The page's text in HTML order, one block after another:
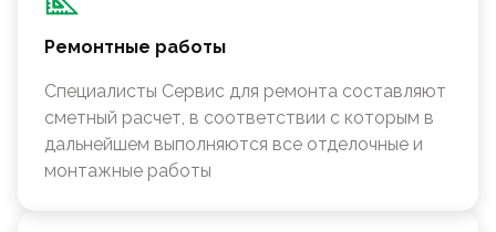
Ремонтные работы
Специалисты Сервис для ремонта составляют
сметный расчет, в соответствии с которым в
дальнейшем выполняются все отделочные и
монтажные работы